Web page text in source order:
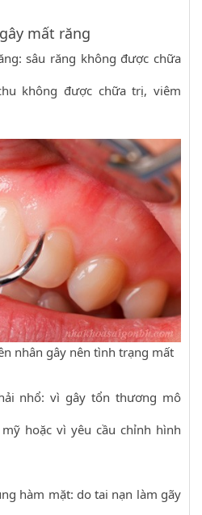
mất răng
sâu răng không được chữa
không được chữa trị, viêm
nhân gây nên tình trạng mất
nhổ: vì gây tổn thương mô
hoặc vì yêu cầu chỉnh hình
hàm mặt: do tai nạn làm gãy